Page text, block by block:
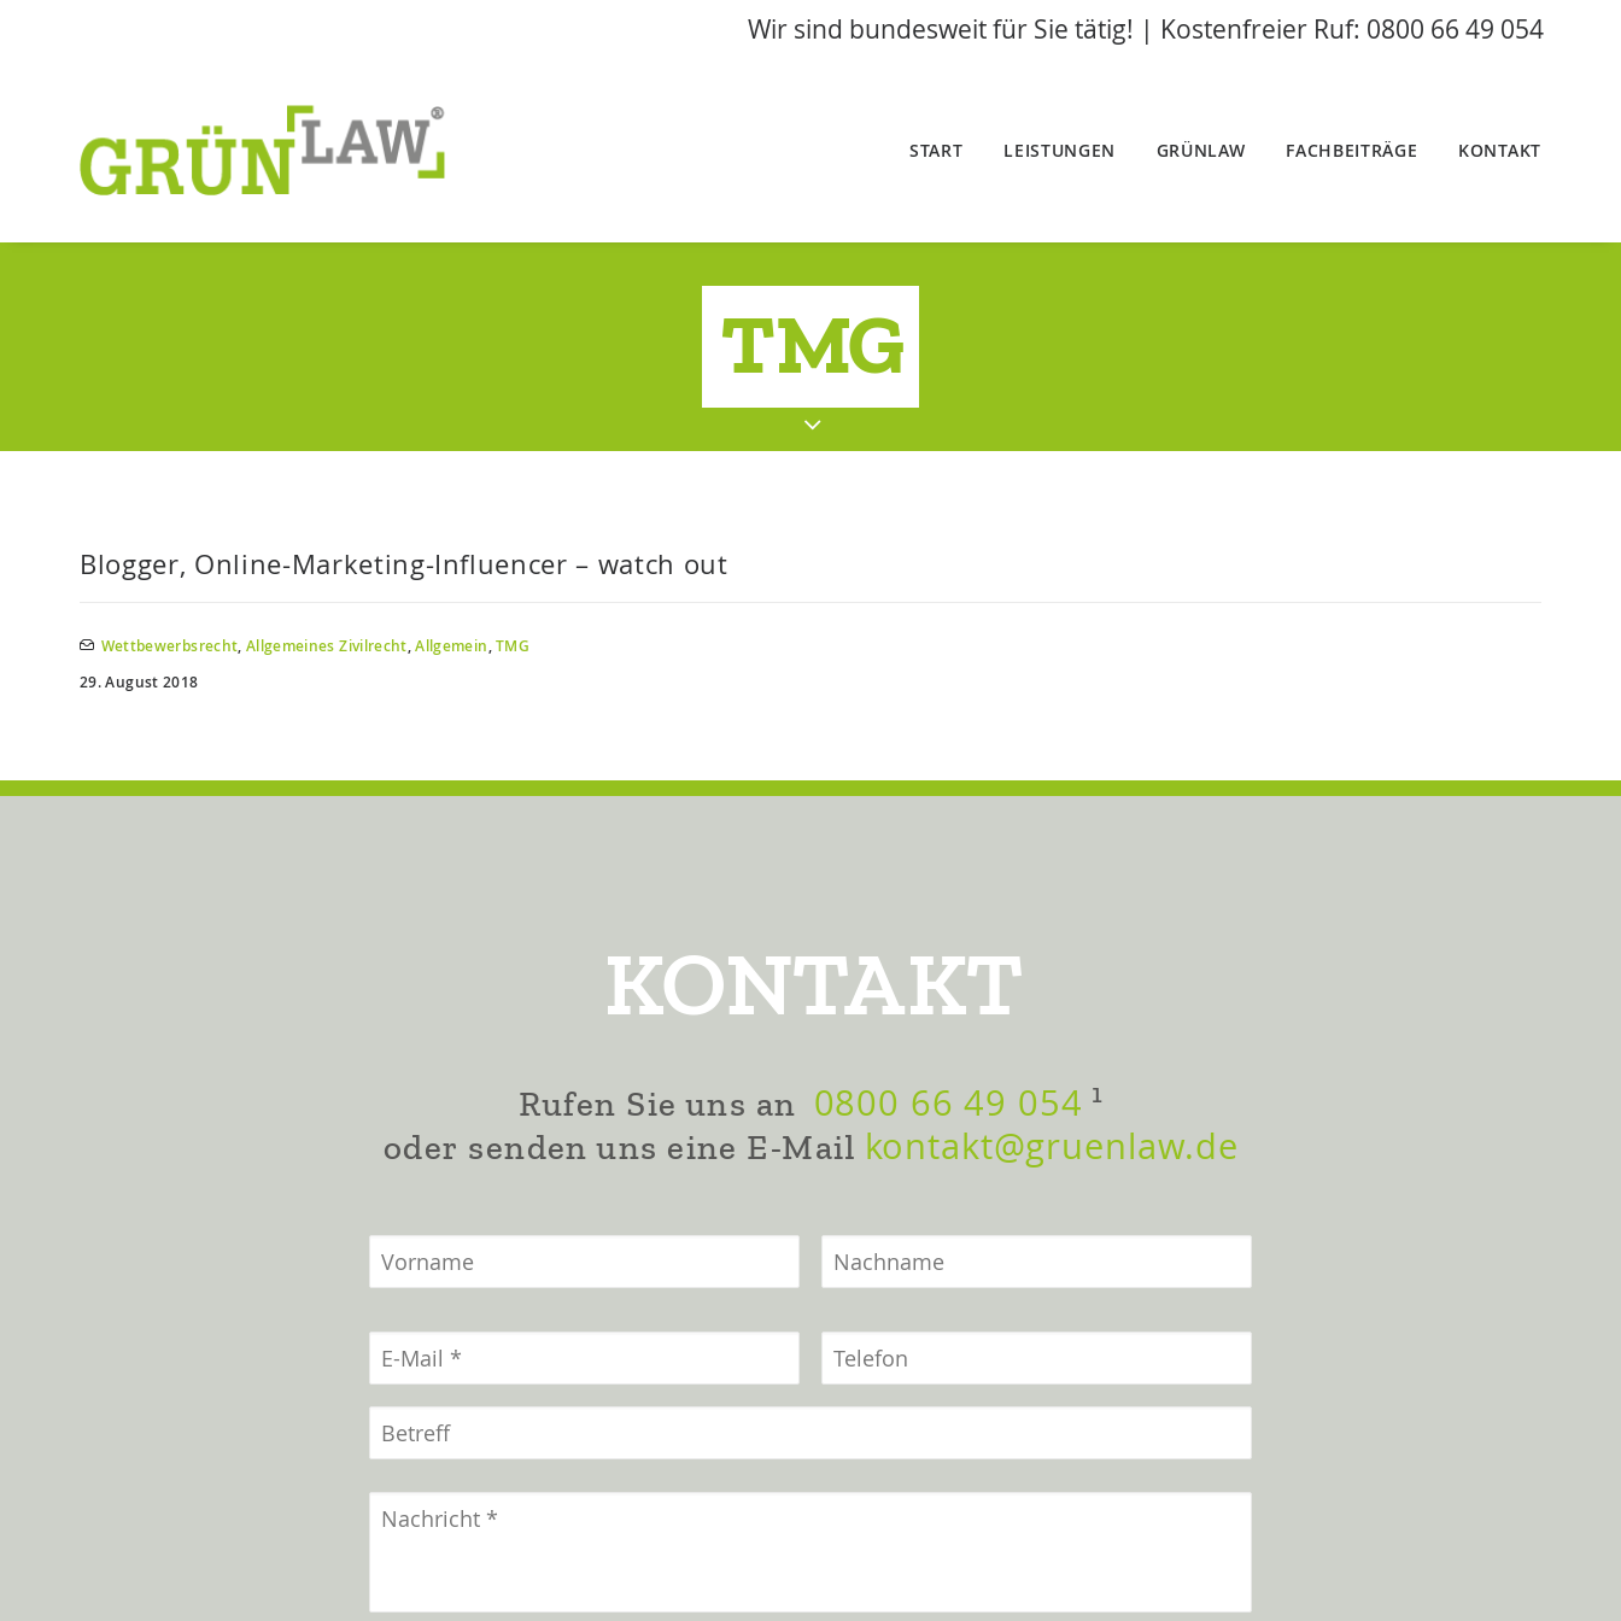
Wir sind bundesweit für Sie tätig! | Kostenfreier Ruf: 0800 66 49 054
START LEISTUNGEN GRÜNLAW FACHBEITRÄGE KONTAKT
TMG
Blogger, Online-Marketing-Influencer – watch out
Wettbewerbsrecht, Allgemeines Zivilrecht,Allgemein,TMG
29. August 2018
KONTAKT
Rufen Sie uns an 0800 66 49 054 1
oder senden uns eine E-Mail kontakt@gruenlaw.de